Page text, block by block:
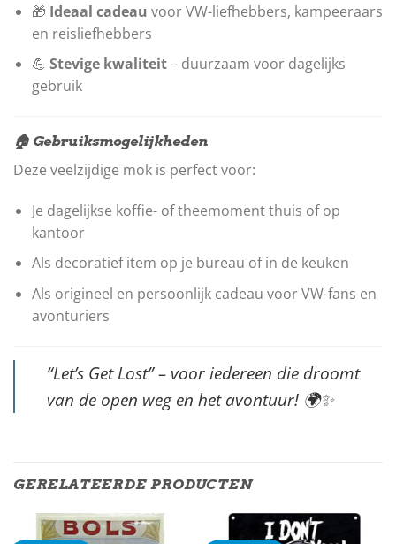
🎁 Ideaal cadeau voor VW-liefhebbers, kampeeraars
en reisliefhebbers
💪 Stevige kwaliteit– duurzaam voor dagelijks
gebruik
🏠 Gebruiksmogelijkheden
Deze veelzijdige mok is perfect voor:
Je dagelijkse koffie- of theemoment thuis of op
kantoor
Als decoratief item op je bureau of in de keuken
Als origineel en persoonlijk cadeau voor VW-fans en
avonturiers
“Let’s Get Lost” – voor iedereen die droomt
van de open weg en het avontuur! 🌍✨
GERELATEERDE PRODUCTEN